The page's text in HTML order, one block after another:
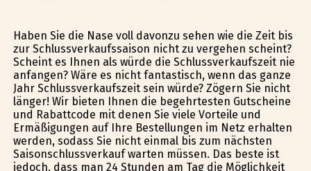
Haben Sie die Nase voll davonzu sehen wie die Zeit bis
zur Schlussverkaufssaison nicht zu vergehen scheint?
Scheint es Ihnen als würde die Schlussverkaufszeit nie
anfangen? Wäre es nicht fantastisch, wenn das ganze
Jahr Schlussverkaufszeit sein würde? Zögern Sie nicht
länger! Wir bieten Ihnen die begehrtesten Gutscheine
und Rabattcode mit denen Sie viele Vorteile und
Ermäßigungen auf Ihre Bestellungen im Netz erhalten
werden, sodass Sie nicht einmal bis zum nächsten
Saisonschlussverkauf warten müssen. Das beste ist
jedoch, dass man 24 Stunden am Tag die Möglichkeit